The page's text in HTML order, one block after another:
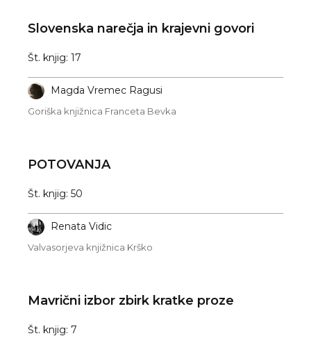
Slovenska narečja in krajevni govori
Št. knjig: 17
Magda Vremec Ragusi
Goriška knjižnica Franceta Bevka
POTOVANJA
Št. knjig: 50
Renata Vidic
Valvasorjeva knjižnica Krško
Mavrični izbor zbirk kratke proze
Št. knjig: 7